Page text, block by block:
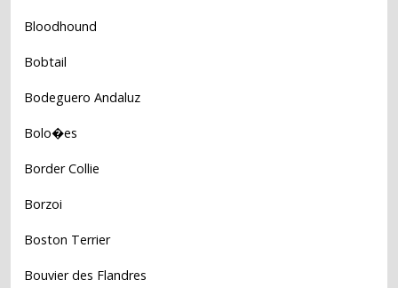
Bloodhound
Bobtail
Bodeguero Andaluz
Bolo�es
Border Collie
Borzoi
Boston Terrier
Bouvier des Flandres